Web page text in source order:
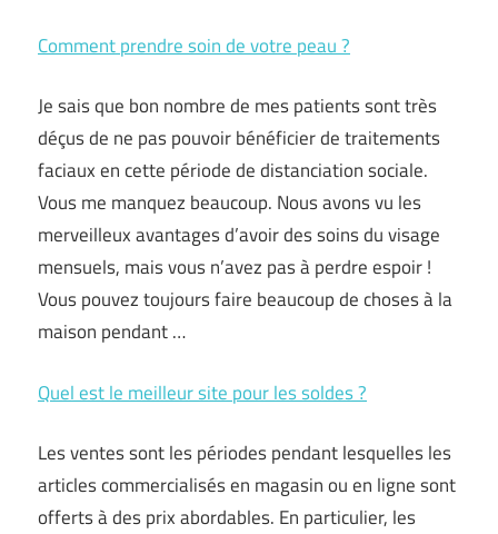
Comment prendre soin de votre peau ?
Je sais que bon nombre de mes patients sont très
déçus de ne pas pouvoir bénéficier de traitements
faciaux en cette période de distanciation sociale.
Vous me manquez beaucoup. Nous avons vu les
merveilleux avantages d’avoir des soins du visage
mensuels, mais vous n’avez pas à perdre espoir !
Vous pouvez toujours faire beaucoup de choses à la
maison pendant …
Quel est le meilleur site pour les soldes ?
Les ventes sont les périodes pendant lesquelles les
articles commercialisés en magasin ou en ligne sont
offerts à des prix abordables. En particulier, les